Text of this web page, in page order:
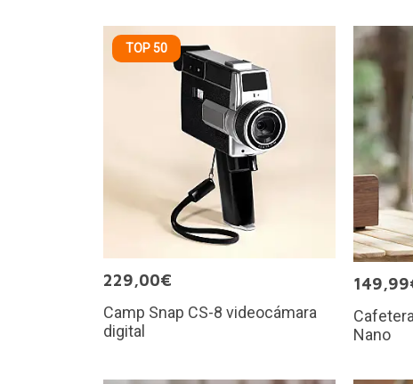
TOP 50
229,00€
Camp Snap CS-8 videocámara
digital
Nano